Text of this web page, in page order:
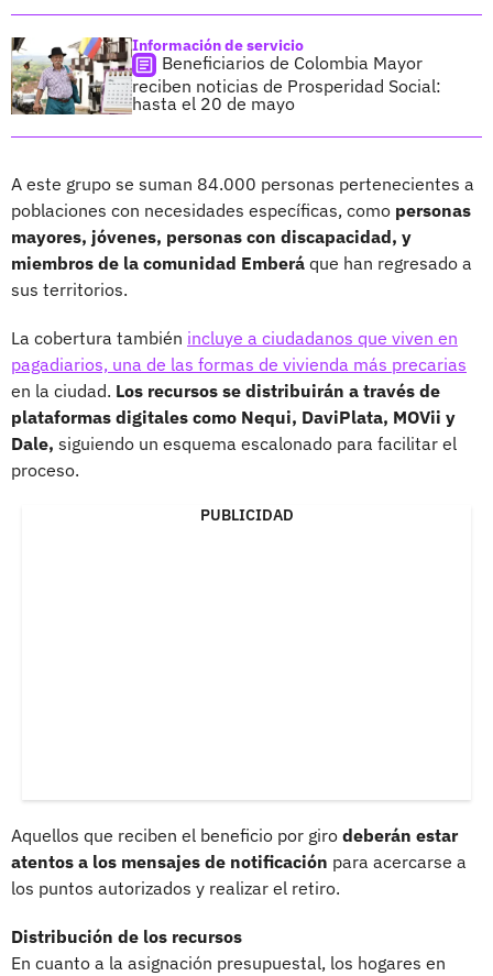
Información de servicio
Beneficiarios de Colombia Mayor
reciben noticias de Prosperidad Social:
hasta el 20 de mayo
A este grupo se suman 84.000 personas pertenecientes a
poblaciones con necesidades específicas, como personas
mayores, jóvenes, personas con discapacidad, y
miembros de la comunidad Emberá que han regresado a
sus territorios.
La cobertura también incluye a ciudadanos que viven en
pagadiarios, una de las formas de vivienda más precarias
en la ciudad. Los recursos se distribuirán a través de
plataformas digitales como Nequi, DaviPlata, MOVii y
Dale, siguiendo un esquema escalonado para facilitar el
proceso.
PUBLICIDAD
Aquellos que reciben el beneficio por giro deberán estar
atentos a los mensajes de notificación para acercarse a
los puntos autorizados y realizar el retiro.
Distribución de los recursos
En cuanto a la asignación presupuestal, los hogares en